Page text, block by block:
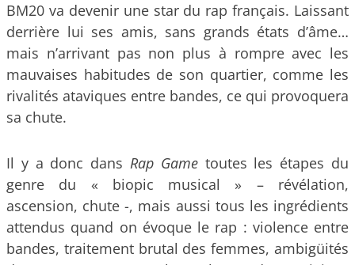
BM20 va devenir une star du rap français. Laissant
derrière lui ses amis, sans grands états d’âme…
mais n’arrivant pas non plus à rompre avec les
mauvaises habitudes de son quartier, comme les
rivalités ataviques entre bandes, ce qui provoquera
sa chute.
Il y a donc dans Rap Gametoutes les étapes du
genre du « biopic musical » – révélation,
ascension, chute -, mais aussi tous les ingrédients
attendus quand on évoque le rap : violence entre
bandes, traitement brutal des femmes, ambigüités